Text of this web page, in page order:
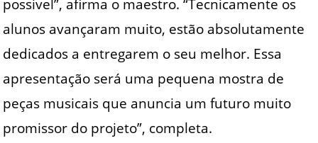
possivel”, afirma o maestro. “Tecnicamente os
alunos avançaram muito, estão absolutamente
dedicados a entregarem o seu melhor. Essa
apresentação será uma pequena mostra de
peças musicais que anuncia um futuro muito
promissor do projeto”, completa.